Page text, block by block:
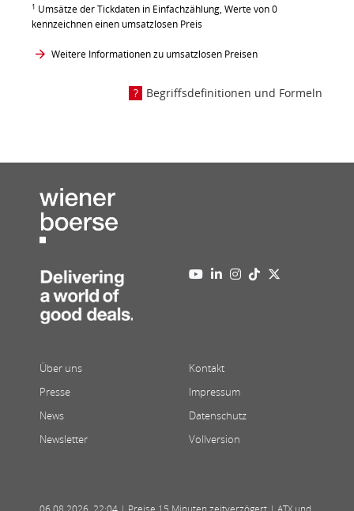
1 Umsätze der Tickdaten in Einfachzählung, Werte von 0
kennzeichnen einen umsatzlosen Preis
Weitere Informationen zu umsatzlosen Preisen
Begriffsdefinitionen und Formeln
Über uns
Presse
News
Newsletter
Kontakt
Impressum
Datenschutz
Vollversion